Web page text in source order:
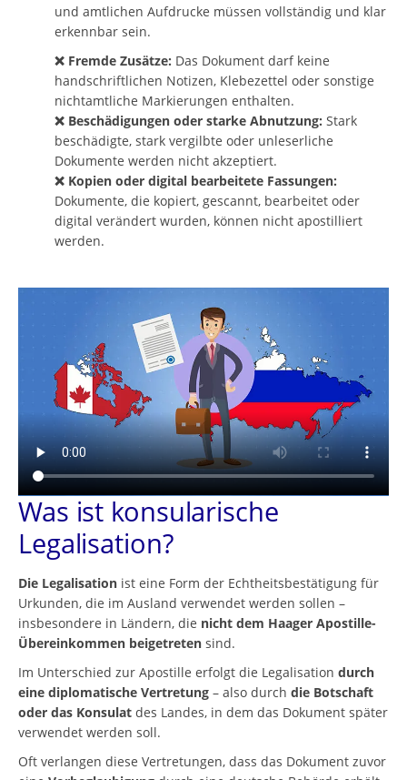
und amtlichen Aufdrucke müssen vollständig und klar
erkennbar sein.
❌ Fremde Zusätze: Das Dokument darf keine
handschriftlichen Notizen, Klebezettel oder sonstige
nichtamtliche Markierungen enthalten.
❌ Beschädigungen oder starke Abnutzung: Stark
beschädigte, stark vergilbte oder unleserliche
Dokumente werden nicht akzeptiert.
❌ Kopien oder digital bearbeitete Fassungen:
Dokumente, die kopiert, gescannt, bearbeitet oder
digital verändert wurden, können nicht apostilliert
werden.
Was ist konsularische
Legalisation?
Die Legalisation ist eine Form der Echtheitsbestätigung für
Urkunden, die im Ausland verwendet werden sollen –
insbesondere in Ländern, die nicht dem Haager Apostille-
Übereinkommen beigetreten sind.
Im Unterschied zur Apostille erfolgt die Legalisation durch
eine diplomatische Vertretung – also durch die Botschaft
oder das Konsulat des Landes, in dem das Dokument später
verwendet werden soll.
Oft verlangen diese Vertretungen, dass das Dokument zuvor